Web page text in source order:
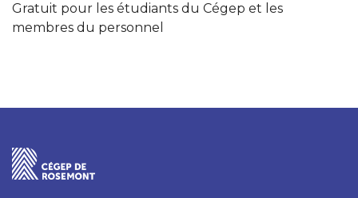
Gratuit pour les étudiants du Cégep et les
membres du personnel